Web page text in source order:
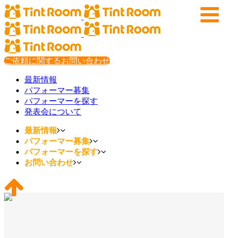
ご依頼に関するお問い合わせ
最新情報
パフォーマー募集
パフォーマーを探す
発表会について
最新情報
パフォーマー募集
パフォーマーを探す
お問い合わせ